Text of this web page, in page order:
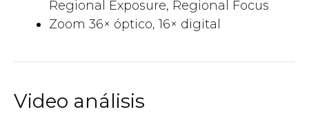
Regional Exposure, Regional Focus
Zoom 36× óptico, 16× digital
Video análisis